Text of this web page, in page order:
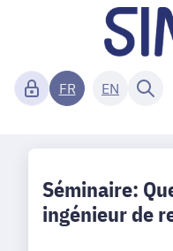
FR EN
Séminaire:
ingénieur de